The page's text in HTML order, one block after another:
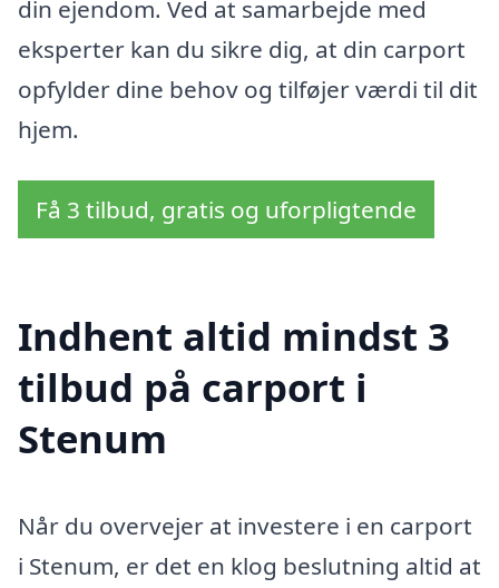
din ejendom. Ved at samarbejde med
eksperter kan du sikre dig, at din carport
opfylder dine behov og tilføjer værdi til dit
hjem.
Få 3 tilbud, gratis og uforpligtende
Indhent altid mindst 3
tilbud på carport i
Stenum
Når du overvejer at investere i en carport
i Stenum, er det en klog beslutning altid at